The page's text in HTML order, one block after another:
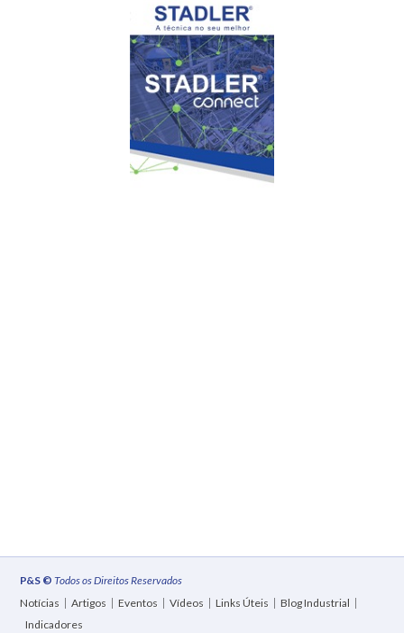
P&S © Todos os Direitos Reservados
Notícias
Artigos Eventos Vídeos Links Úteis
Blog Industrial
Indicadores